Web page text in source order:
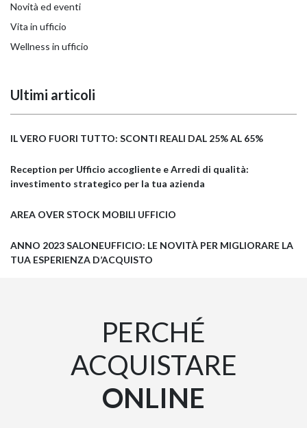
Novità ed eventi
Vita in ufficio
Wellness in ufficio
Ultimi articoli
IL VERO FUORI TUTTO: SCONTI REALI DAL 25% AL 65%
Reception per Ufficio accogliente e Arredi di qualità:
investimento strategico per la tua azienda
AREA OVER STOCK MOBILI UFFICIO
ANNO 2023 SALONEUFFICIO: LE NOVITÀ PER MIGLIORARE LA
TUA ESPERIENZA D’ACQUISTO
PERCHÉ
ACQUISTARE
ONLINE